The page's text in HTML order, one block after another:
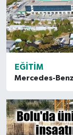
EĞITIM
Mercedes-